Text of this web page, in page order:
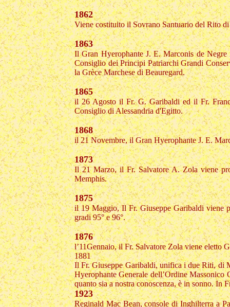
1862
Viene costituito il Sovrano Santuario del Rito
1863
Il Gran Hyerophante J. E. Marconis de
Consiglio dei Principi Patriarchi Grandi
la Grèce Marchese di Beauregard.
1865
il 26 Agosto il Fr. G. Garibaldi ed il Fr.
Consiglio di Alessandria d'Egitto.
1868
il 21 Novembre, il Gran Hyerophante J. E.
1873
Il 21 Marzo, il Fr. Salvatore A. Zola viene
Memphis.
1875
il 19 Maggio, Il Fr. Giuseppe Garibaldi viene
gradi 95° e 96°.
1876
l’11Gennaio, il Fr. Salvatore Zola viene eletto
1881
Il Fr. Giuseppe Garibaldi, unifica i due Riti, di
Hyerophante Generale dell’Ordine
quanto sia a nostra conoscenza, è in sonno. In
1923
Reginald Mac Bean, console di Inghilterra a